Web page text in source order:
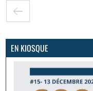
EN KIOSQUE